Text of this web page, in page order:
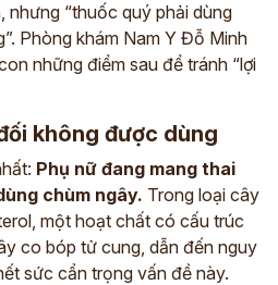
nhưng “thuốc quý phải dùng
Phòng khám Nam Y Đỗ Minh
những điểm sau để tránh “lợi
không được dùng
Phụ nữ đang mang thai
chùm ngây. Trong loại cây
một hoạt chất có cấu trúc
co bóp tử cung, dẫn đến nguy
sức cẩn trọng vấn đề này.